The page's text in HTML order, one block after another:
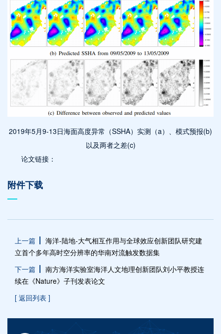
2019年5月9-13日海面高度异常（SSHA）实测（a）、模式预报(b)
以及两者之差(c)
论文链接：
附件下载
上一篇
海洋-陆地-大气相互作用与全球效应创新团队研究建
立首个多年高时空分辨率的华南对流触发数据集
下一篇
南方海洋实验室海洋人文地理创新团队刘小平教授连
续在《Nature》子刊发表论文
[ 返回列表 ]